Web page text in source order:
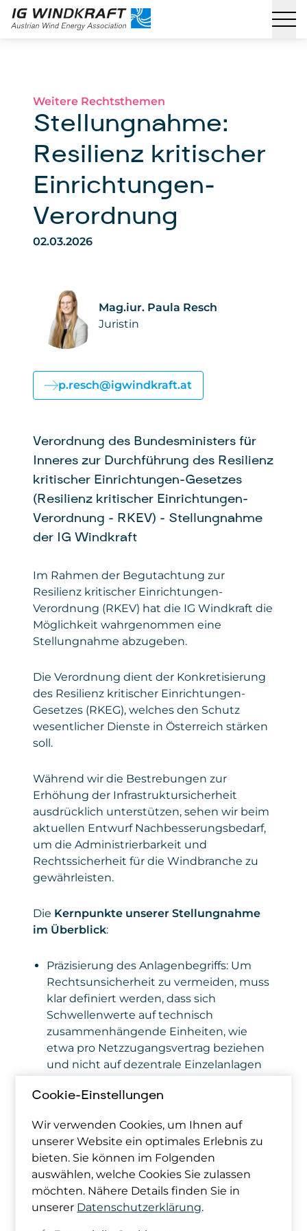
Weitere Rechtsthemen
Stellungnahme:
Resilienz kritischer
Einrichtungen-
Verordnung
02.03.2026
Mag.iur. Paula Resch
Juristin
p.resch@igwindkraft.at
Verordnung des Bundesministers für
Inneres zur Durchführung des Resilienz
kritischer Einrichtungen-Gesetzes
(Resilienz kritischer Einrichtungen-
Verordnung – RKEV) – Stellungnahme
der IG Windkraft
Im Rahmen der Begutachtung zur
Resilienz kritischer Einrichtungen-
Verordnung (RKEV) hat die IG Windkraft die
Möglichkeit wahrgenommen eine
Stellungnahme abzugeben.
Die Verordnung dient der Konkretisierung
des Resilienz kritischer Einrichtungen-
Gesetzes (RKEG), welches den Schutz
wesentlicher Dienste in Österreich stärken
soll.
Während wir die Bestrebungen zur
Erhöhung der Infrastruktursicherheit
ausdrücklich unterstützen, sehen wir beim
aktuellen Entwurf Nachbesserungsbedarf,
um die Administrierbarkeit und
Rechtssicherheit für die Windbranche zu
gewährleisten.
Die Kernpunkte unserer Stellungnahme
im Überblick:
Präzisierung des Anlagenbegriffs: Um
Rechtsunsicherheit zu vermeiden, muss
klar definiert werden, dass sich
Schwellenwerte auf technisch
zusammenhängende Einheiten, wie
etwa pro Netzzugangsvertrag beziehen
und nicht auf dezentrale Einzelanlagen
Portfolio eines Betreibers.
Speicher: Die aktuelle Grenze von 15
MWh für Energiespeicher spiegelt keine
systemkritische Relevanz wider. Wir
fordern eine deutliche Anhebung sowie
eine Harmonisierung der Einheiten, um
eine Meldeflut bei Bagatellereignissen zu
Cookie-Einstellungen
Wir verwenden Cookies, um Ihnen auf
unserer Website ein optimales Erlebnis zu
bieten. Sie können im Folgenden
auswählen, welche Cookies Sie zulassen
möchten. Nähere Details finden Sie in
unserer Datenschutzerklärung.